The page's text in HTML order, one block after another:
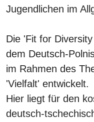
Jugendlichen im
Die 'Fit for
dem Deutsch-
im Rahmen des
'Vielfalt' entwickelt.
Hier liegt für den
deutsch-